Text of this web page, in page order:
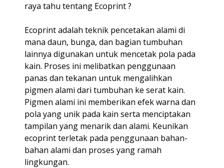
raya tahu tentang Ecoprint ?
Ecoprint adalah teknik pencetakan alami di
mana daun, bunga, dan bagian tumbuhan
lainnya digunakan untuk mencetak pola pada
kain. Proses ini melibatkan penggunaan
panas dan tekanan untuk mengalihkan
pigmen alami dari tumbuhan ke serat kain.
Pigmen alami ini memberikan efek warna dan
pola yang unik pada kain serta menciptakan
tampilan yang menarik dan alami. Keunikan
ecoprint terletak pada penggunaan bahan-
bahan alami dan proses yang ramah
lingkungan.